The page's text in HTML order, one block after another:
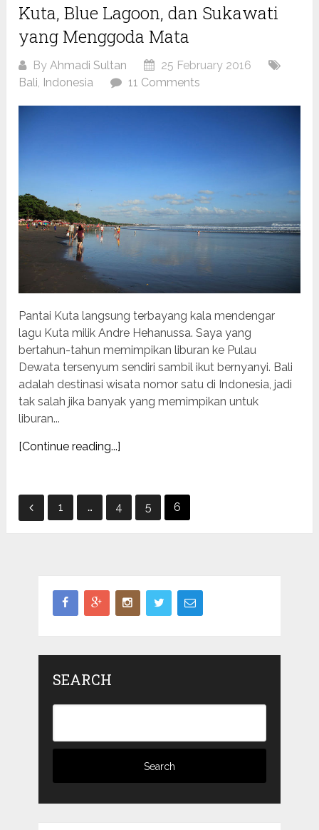
Kuta, Blue Lagoon, dan Sukawati
yang Menggoda Mata
By Ahmadi Sultan
25 February 2016
Bali Indonesia 11 Comments
Pantai Kuta langsung terbayang kala mendengar
lagu Kuta milik Andre Hehanussa. Saya yang
bertahun-tahun memimpikan liburan ke Pulau
Dewata tersenyum sendiri sambil ikut bernyanyi. Bali
adalah destinasi wisata nomor satu di Indonesia, jadi
tak salah jika banyak yang memimpikan untuk
liburan...
[Continue reading...]
Posts1 … 4 5 6
SEARCH